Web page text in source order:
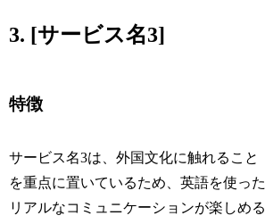
3. [サービス名3]
特徴
サービス名3は、外国文化に触れること
を重点に置いているため、英語を使った
リアルなコミュニケーションが楽しめる